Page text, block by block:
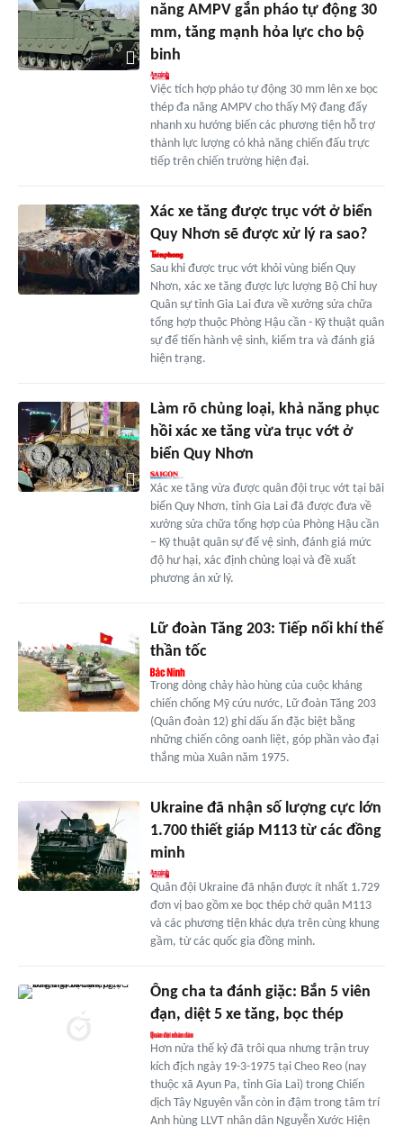
năng AMPV gắn pháo tự động 30
mm, tăng mạnh hỏa lực cho bộ
binh
Việc tích hợp pháo tự động 30 mm lên xe bọc
thép đa năng AMPV cho thấy Mỹ đang đẩy
nhanh xu hướng biến các phương tiện hỗ trợ
thành lực lượng có khả năng chiến đấu trực
tiếp trên chiến trường hiện đại.
Xác xe tăng được trục vớt ở biển
Quy Nhơn sẽ được xử lý ra sao?
Sau khi được trục vớt khỏi vùng biển Quy
Nhơn, xác xe tăng được lực lượng Bộ Chỉ huy
Quân sự tỉnh Gia Lai đưa về xưởng sửa chữa
tổng hợp thuộc Phòng Hậu cần - Kỹ thuật quân
sự để tiến hành vệ sinh, kiểm tra và đánh giá
hiện trạng.
Làm rõ chủng loại, khả năng phục
hồi xác xe tăng vừa trục vớt ở
biển Quy Nhơn
Xác xe tăng vừa được quân đội trục vớt tại bãi
biển Quy Nhơn, tỉnh Gia Lai đã được đưa về
xưởng sửa chữa tổng hợp của Phòng Hậu cần
– Kỹ thuật quân sự để vệ sinh, đánh giá mức
độ hư hại, xác định chủng loại và đề xuất
phương án xử lý.
Lữ đoàn Tăng 203: Tiếp nối khí thế
thần tốc
Trong dòng chảy hào hùng của cuộc kháng
chiến chống Mỹ cứu nước, Lữ đoàn Tăng 203
(Quân đoàn 12) ghi dấu ấn đặc biệt bằng
những chiến công oanh liệt, góp phần vào đại
thắng mùa Xuân năm 1975.
Ukraine đã nhận số lượng cực lớn
1.700 thiết giáp M113 từ các đồng
minh
Quân đội Ukraine đã nhận được ít nhất 1.729
đơn vị bao gồm xe bọc thép chở quân M113
và các phương tiện khác dựa trên cùng khung
gầm, từ các quốc gia đồng minh.
Ông cha ta đánh giặc: Bắn 5 viên
đạn, diệt 5 xe tăng, bọc thép
Hơn nửa thế kỷ đã trôi qua nhưng trận truy
kích địch ngày 19-3-1975 tại Cheo Reo (nay
thuộc xã Ayun Pa, tỉnh Gia Lai) trong Chiến
dịch Tây Nguyên vẫn còn in đậm trong tâm trí
Anh hùng LLVT nhân dân Nguyễn Xước Hiện